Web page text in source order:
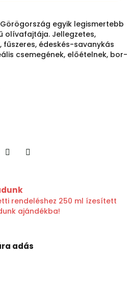
Görögország egyik legismertebb
olívafajtája. Jellegzetes,
édeskés-savanykás
csemegének, előételnek, bor-
rendeléshez 250 ml ízesített
ajándékba!
adás